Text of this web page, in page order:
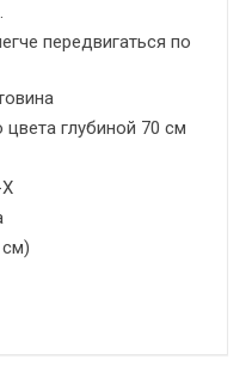
передвигаться по
глубиной 70 см